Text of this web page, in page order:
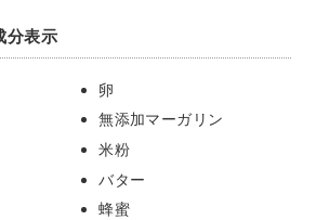
分表示
卵
無添加マーガリン
米粉
バター
蜂蜜